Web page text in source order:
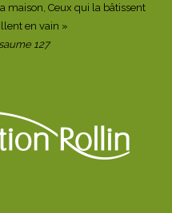
maison, Ceux qui la bâtissent
en vain »
127